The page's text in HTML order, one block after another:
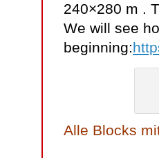
240×280 m .
We will see
beginning:
Alle Blocks